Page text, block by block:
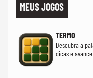
MEUS JOGOS
TERMO
Descubra a
dicas e